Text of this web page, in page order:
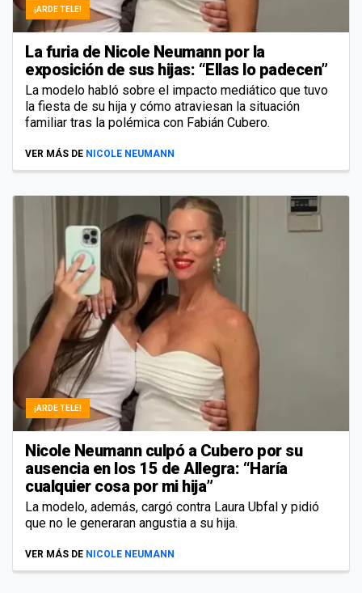
¡ARDE TELE!
La furia de Nicole Neumann por la
exposición de sus hijas: “Ellas lo padecen”
La modelo habló sobre el impacto mediático que tuvo
la fiesta de su hija y cómo atraviesan la situación
familiar tras la polémica con Fabián Cubero.
VER MÁS DE NICOLE NEUMANN
¡ARDE TELE!
Nicole Neumann culpó a Cubero por su
ausencia en los 15 de Allegra: “Haría
cualquier cosa por mi hija”
La modelo, además, cargó contra Laura Ubfal y pidió
que no le generaran angustia a su hija.
VER MÁS DE NICOLE NEUMANN